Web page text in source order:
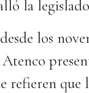
la
los
refieren que